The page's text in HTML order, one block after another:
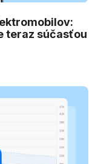
teraz súčasťou